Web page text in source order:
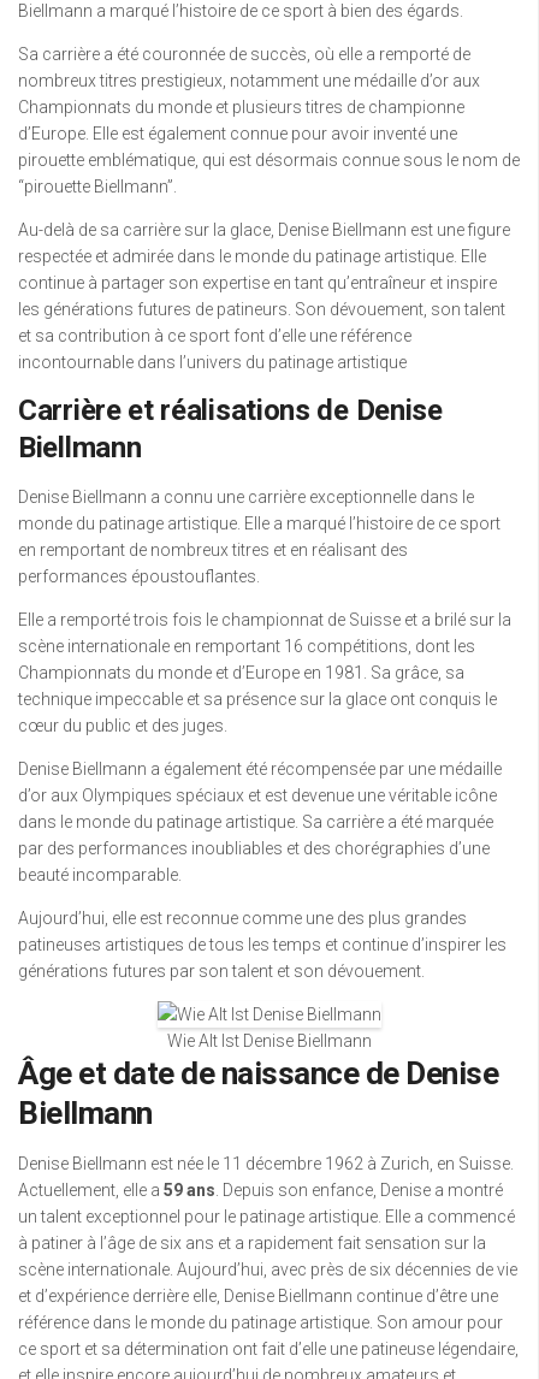
Biellmann a marqué l’histoire de ce sport à bien des égards.
Sa carrière a été couronnée de succès, où elle a remporté de
nombreux titres prestigieux, notamment une médaille d’or aux
Championnats du monde et plusieurs titres de championne
d’Europe. Elle est également connue pour avoir inventé une
pirouette emblématique, qui est désormais connue sous le nom de
“pirouette Biellmann”.
Au-delà de sa carrière sur la glace, Denise Biellmann est une figure
respectée et admirée dans le monde du patinage artistique. Elle
continue à partager son expertise en tant qu’entraîneur et inspire
les générations futures de patineurs. Son dévouement, son talent
et sa contribution à ce sport font d’elle une référence
incontournable dans l’univers du patinage artistique
Carrière et réalisations de Denise
Biellmann
Denise Biellmann a connu une carrière exceptionnelle dans le
monde du patinage artistique. Elle a marqué l’histoire de ce sport
en remportant de nombreux titres et en réalisant des
performances époustouflantes.
Elle a remporté trois fois le championnat de Suisse et a brilé sur la
scène internationale en remportant 16 compétitions, dont les
Championnats du monde et d’Europe en 1981. Sa grâce, sa
technique impeccable et sa présence sur la glace ont conquis le
cœur du public et des juges.
Denise Biellmann a également été récompensée par une médaille
d’or aux Olympiques spéciaux et est devenue une véritable icône
dans le monde du patinage artistique. Sa carrière a été marquée
par des performances inoubliables et des chorégraphies d’une
beauté incomparable.
Aujourd’hui, elle est reconnue comme une des plus grandes
patineuses artistiques de tous les temps et continue d’inspirer les
générations futures par son talent et son dévouement.
Wie Alt Ist Denise Biellmann
Âge et date de naissance de Denise
Biellmann
Denise Biellmann est née le 11 décembre 1962 à Zurich, en Suisse.
Actuellement, elle a 59 ans . Depuis son enfance, Denise a montré
un talent exceptionnel pour le patinage artistique. Elle a commencé
à patiner à l’âge de six ans et a rapidement fait sensation sur la
scène internationale. Aujourd’hui, avec près de six décennies de vie
et d’expérience derrière elle, Denise Biellmann continue d’être une
référence dans le monde du patinage artistique. Son amour pour
ce sport et sa détermination ont fait d’elle une patineuse légendaire,